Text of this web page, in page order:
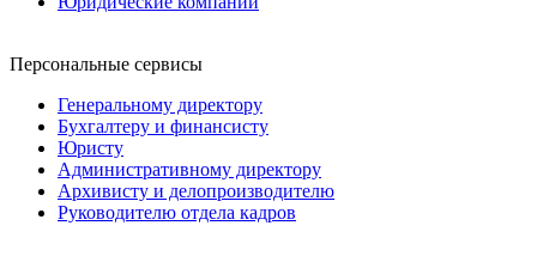
Персональные сервисы
Генеральному директору
Бухгалтеру и финансисту
Юристу
Административному директору
Архивисту и делопроизводителю
Руководителю отдела кадров